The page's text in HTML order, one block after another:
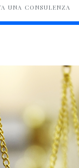
una consulenza